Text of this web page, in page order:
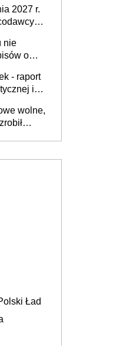
2027 r.
nie
o
- raport
i
wolne,
Ład